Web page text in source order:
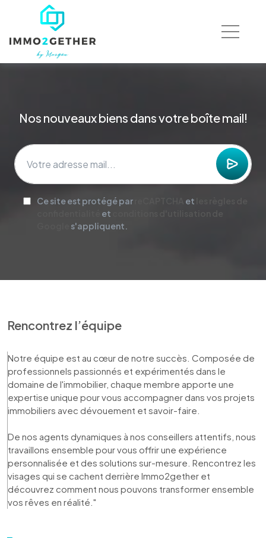
Nos nouveaux biens dans votre boîte mail!
Ce site est protégé par et
et
s'appliquent.
Rencontrez l’équipe
Notre équipe est au cœur de notre succès. Composée de
professionnels passionnés et expérimentés dans le
domaine de l'immobilier, chaque membre apporte une
expertise unique pour vous accompagner dans vos projets
immobiliers avec dévouement et savoir-faire.
De nos agents dynamiques à nos conseillers attentifs, nous
travaillons ensemble pour vous offrir une expérience
personnalisée et des solutions sur-mesure. Rencontrez les
visages qui se cachent derrière Immo2gether et
découvrez comment nous pouvons transformer ensemble
vos rêves en réalité."